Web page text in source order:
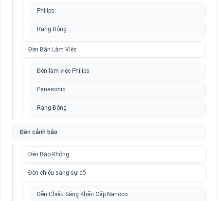
Philips
Rạng Đông
Đèn Bàn Làm Việc
Đèn làm việc Philips
Panasonic
Rạng Đông
Đèn cảnh báo
Đèn Báo Không
Đèn chiếu sáng sự cố
Đền Chiếu Sáng Khẩn Cấp Nanoco